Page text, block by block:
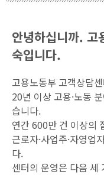
안녕하십니까. 고
숙입니다.
고용노동부 고객상담
20년 이상 고용·노동
습니다.
연간 600만 건 이상의
근로자·사업주·자영업
다.
센터의 운영은 다음 세